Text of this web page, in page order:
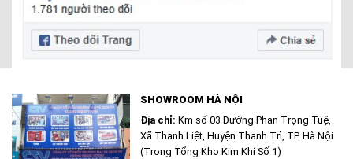
SHOWROOM HÀ NỘI
Địa chỉ: Km số 03 Đường Phan Trọng Tuệ,
Xã Thanh Liệt, Huyện Thanh Trì, TP. Hà Nội
(Trong Tổng Kho Kim Khí Số 1)